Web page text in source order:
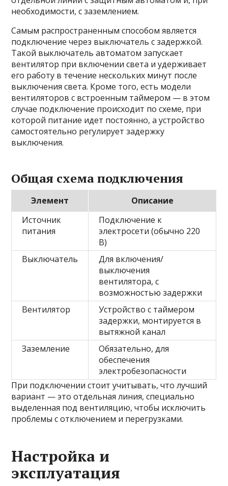
необходимости, с заземлением.
Самым распространенным способом является
подключение через выключатель с задержкой.
Такой выключатель автоматом запускает
вентилятор при включении света и удерживает
его работу в течение нескольких минут после
выключения света. Кроме того, есть модели
вентиляторов с встроенным таймером — в этом
случае подключение происходит по схеме, при
которой питание идет постоянно, а устройство
самостоятельно регулирует задержку
выключения.
Общая схема подключения
Элемент
Описание
Источник
питания
Подключение к
электросети (обычно 220
В)
Выключатель
Для включения/
выключения
вентилятора, с
возможностью задержки
Вентилятор
Устройство с таймером
задержки, монтируется в
вытяжной канал
Заземление
Обязательно, для
обеспечения
электробезопасности
При подключении стоит учитывать, что лучший
вариант — это отдельная линия, специально
выделенная под вентиляцию, чтобы исключить
проблемы с отключением и перегрузками.
Настройка и
эксплуатация